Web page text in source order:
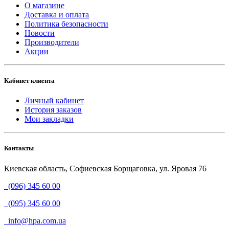
О магазине
Доставка и оплата
Политика безопасности
Новости
Производители
Акции
Кабинет клиента
Личный кабинет
История заказов
Мои закладки
Контакты
Киевская область, Софиевская Борщаговка, ул. Яровая 76
(096) 345 60 00
(095) 345 60 00
info@hpa.com.ua